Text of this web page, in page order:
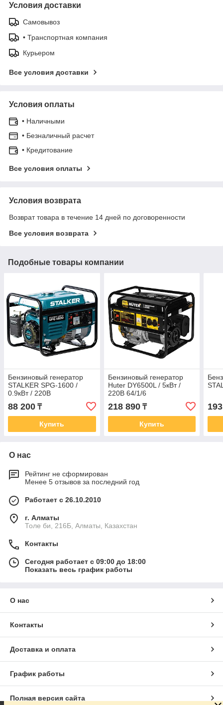
Условия доставки
Самовывоз
• Транспортная компания
Курьером
Все условия доставки
Условия оплаты
• Наличными
• Безналичный расчет
• Кредитование
Все условия оплаты
Условия возврата
Возврат товара в течение 14 дней по договоренности
Все условия возврата
Подобные товары компании
Бензиновый генератор
STALKER SPG-1600 /
0.9кВт / 220В
88 200 ₸
Купить
Бензиновый генератор
Huter DY6500L / 5кВт /
220В 64/1/6
218 890₸
Купить
О нас
Рейтинг не сформирован
Менее 5 отзывов за последний год
Работает с 26.10.2010
г. Алматы
Толе би, 216Б, Алматы, Казахстан
Контакты
Сегодня работает с 09:00 до 18:00
Показать весь график работы
О нас
Контакты
Доставка и оплата
График работы
Полная версия сайта